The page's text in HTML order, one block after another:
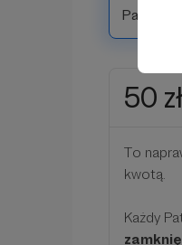
Patroni: 0
50 zł
To
kwotą.
Każdy